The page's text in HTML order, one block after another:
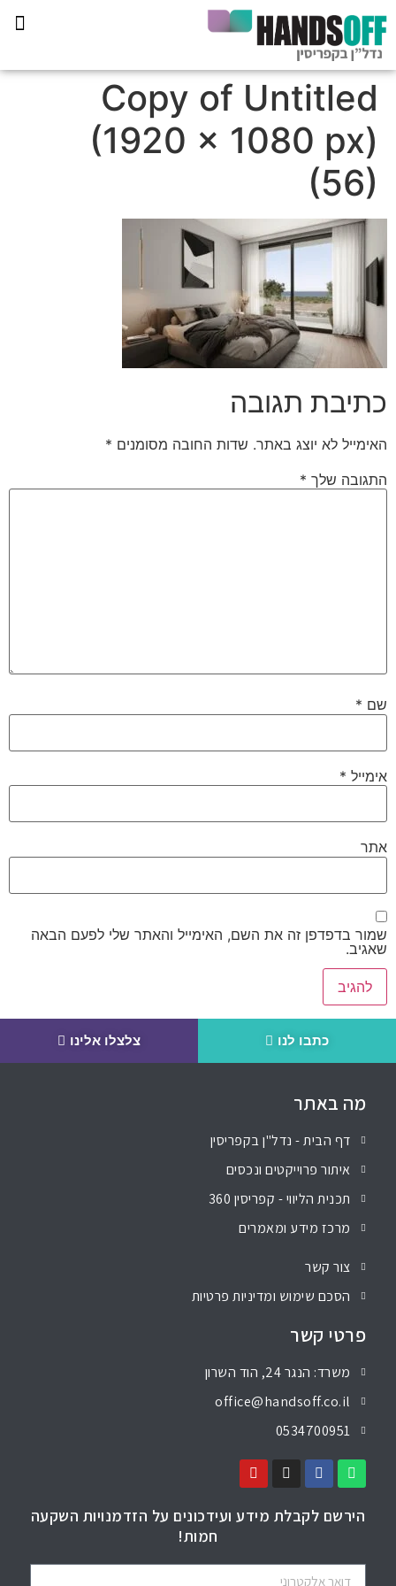
Copy of Untitled
(1920 × 1080 px)
(56)
כתיבת תגובה
האימייל לא יוצג באתר. שדות החובה מסומנים *
התגובה שלך *
שם *
אימייל *
אתר
שמור בדפדפן זה את השם, האימייל והאתר שלי לפעם הבאה
שאגיב.
כתבו לנו צלצלו אלינו
מה באתר
דף הבית - נדל"ן בקפריסין
איתור פרוייקטים ונכסים
תכנית הליווי - קפריסין 360
מרכז מידע ומאמרים
צור קשר
הסכם שימוש ומדיניות פרטיות
פרטי קשר
משרד: הנגר 24, הוד השרון
office@handsoff.co.il
0534700951
הירשם לקבלת מידע ועידכונים על הזדמנויות השקעה
חמות!